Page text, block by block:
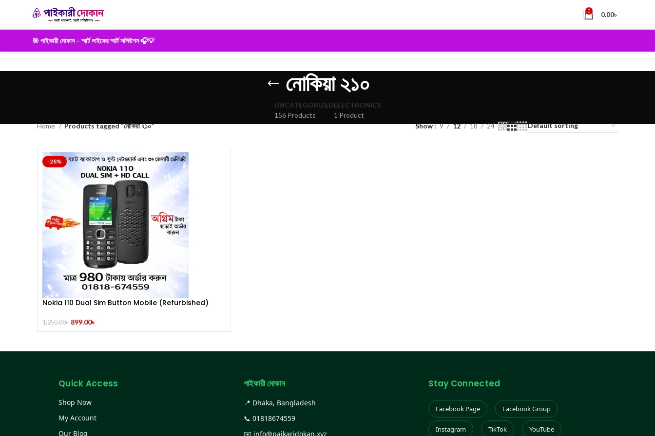
0 0.00৳
🎯 পাইকারী দোকান – স্মার্ট লাইফের স্মার্ট সলিউশন 🎧💡
নোকিয়া ২১০
UNCATEGORIZED
156 Products
ELECTRONICS
1 Product
Home
Products tagged “নোকিয়া ২১০” Show 9 12 18 24
-28%
Nokia 110 Dual Sim Button Mobile (Refurbished)
1,250.00৳ 899.00৳
Quick Access
Shop Now
My Account
Our Blog
পাইকারী দোকান
📍 Dhaka, Bangladesh
📞 01818674559
✉️ info@paikaridokan.xyz
Stay Connected
Facebook Page Facebook Group
Instagram TikTok YouTube